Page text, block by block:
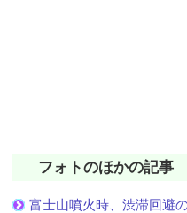
フォトのほかの記事
富士山噴火時、渋滞回避